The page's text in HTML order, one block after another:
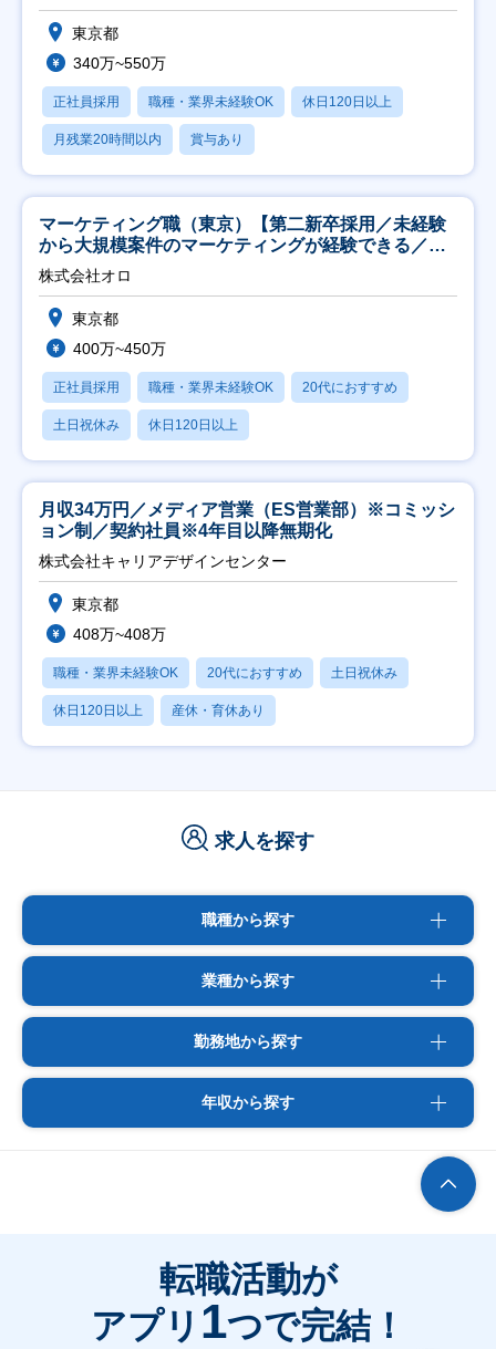
東京都
340万~550万
正社員採用 職種・業界未経験OK 休日120日以上
月残業20時間以内 賞与あり
マーケティング職（東京）【第二新卒採用／未経験
から大規模案件のマーケティングが経験できる／研
修充実】
株式会社オロ
東京都
400万~450万
正社員採用 職種・業界未経験OK 20代におすすめ
土日祝休み 休日120日以上
月収34万円／メディア営業（ES営業部）※コミッシ
ョン制／契約社員※4年目以降無期化
株式会社キャリアデザインセンター
東京都
408万~408万
職種・業界未経験OK 20代におすすめ 土日祝休み
休日120日以上 産休・育休あり
求人を探す
職種から探す
業種から探す
勤務地から探す
年収から探す
転職活動が
アプリ 1つで完結！